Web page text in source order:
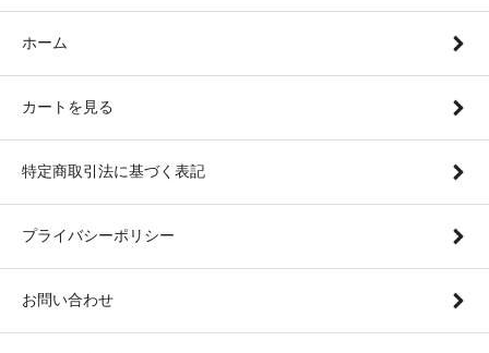
ホーム
カートを見る
特定商取引法に基づく表記
プライバシーポリシー
お問い合わせ